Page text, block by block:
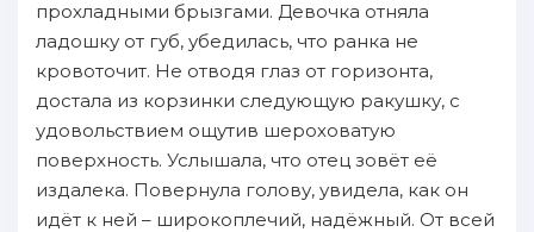
прохладными брызгами. Девочка отняла
ладошку от губ, убедилась, что ранка не
кровоточит. Не отводя глаз от горизонта,
достала из корзинки следующую ракушку, с
удовольствием ощутив шероховатую
поверхность. Услышала, что отец зовёт её
издалека. Повернула голову, увидела, как он
идёт к ней – широкоплечий, надёжный. От всей